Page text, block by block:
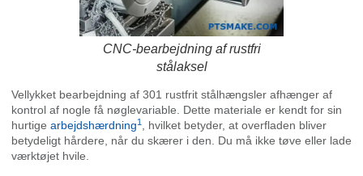
CNC-bearbejdning af rustfri
stålaksel
Vellykket bearbejdning af 301 rustfrit stålhængsler afhænger af
kontrol af nogle få nøglevariable. Dette materiale er kendt for sin
hurtige arbejdshærdning1
, hvilket betyder, at overfladen bliver
betydeligt hårdere, når du skærer i den. Du må ikke tøve eller lade
værktøjet hvile.